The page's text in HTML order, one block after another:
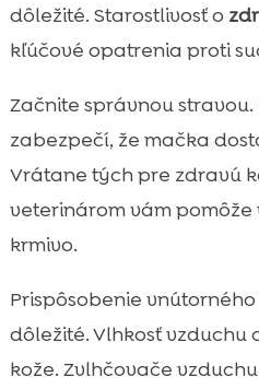
dôležité. Starostlivosť o
kľúčové opatrenia proti
Začnite správnou
zabezpečí, že mačka
Vrátane tých pre zdravú
veterinárom vám
krmivo.
Prispôsobenie
dôležité. Vlhkosť vzduchu
kože. Zvlhčovače